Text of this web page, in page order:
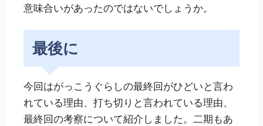
意味合いがあったのではないでしょうか。
最後に
今回はがっこうぐらしの最終回がひどいと言わ
れている理由、打ち切りと言われている理由、
最終回の考察について紹介しました。二期もあ